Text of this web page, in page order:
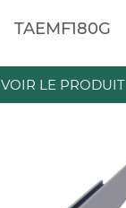
TAEMF180G
VOIR LE PRODUIT